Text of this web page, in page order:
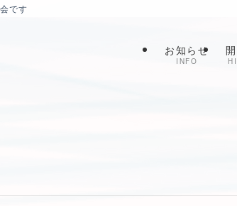
です
お知らせ
INFO